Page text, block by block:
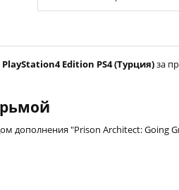
Edition PS4 (Турция)за
дополнения "Prison Architect: Going